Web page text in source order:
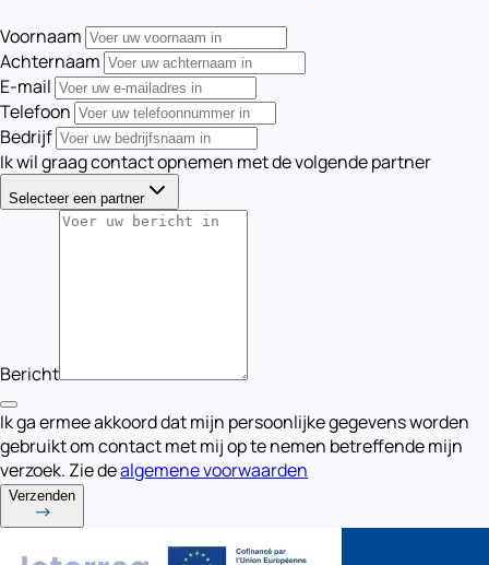
Voornaam
Achternaam
E-mail
Telefoon
Bedrijf
Ik wil graag contact opnemen met de volgende partner
Selecteer een partner
Bericht
Ik ga ermee akkoord dat mijn persoonlijke gegevens worden
gebruikt om contact met mij op te nemen betreffende mijn
verzoek. Zie dealgemene voorwaarden
Verzenden